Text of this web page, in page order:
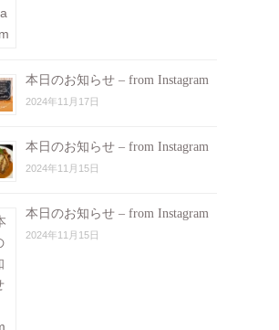
本日のお知らせ – from Instagram
2024年11月17日
本日のお知らせ – from Instagram
2024年11月15日
本日のお知らせ – from Instagram
2024年11月15日